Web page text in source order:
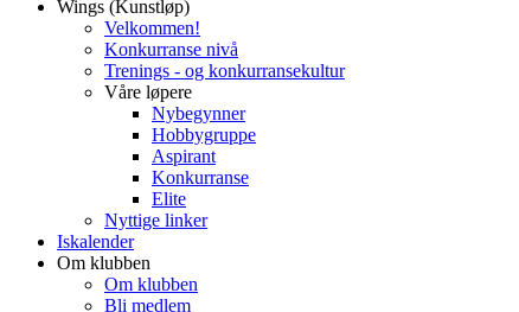
Wings (Kunstløp)
Velkommen!
Konkurranse nivå
Trenings - og konkurransekultur
Våre løpere
Nybegynner
Hobbygruppe
Aspirant
Konkurranse
Elite
Nyttige linker
Iskalender
Om klubben
Om klubben
Bli medlem